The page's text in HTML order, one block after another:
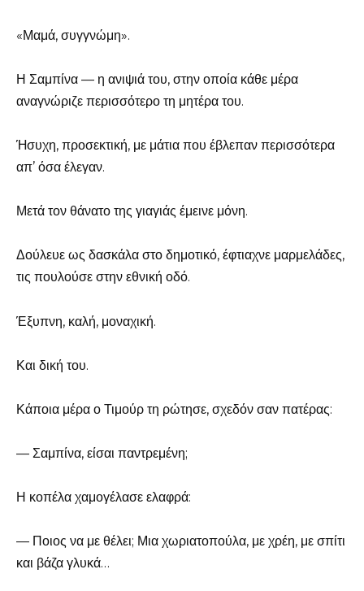
«Μαμά, συγγνώμη».
Η Σαμπίνα — η ανιψιά του, στην οποία κάθε μέρα
αναγνώριζε περισσότερο τη μητέρα του.
Ήσυχη, προσεκτική, με μάτια που έβλεπαν περισσότερα
απ’ όσα έλεγαν.
Μετά τον θάνατο της γιαγιάς έμεινε μόνη.
Δούλευε ως δασκάλα στο δημοτικό, έφτιαχνε μαρμελάδες,
τις πουλούσε στην εθνική οδό.
Έξυπνη, καλή, μοναχική.
Και δική του.
Κάποια μέρα ο Τιμούρ τη ρώτησε, σχεδόν σαν πατέρας:
— Σαμπίνα, είσαι παντρεμένη;
Η κοπέλα χαμογέλασε ελαφρά:
— Ποιος να με θέλει; Μια χωριατοπούλα, με χρέη, με σπίτι
και βάζα γλυκά…